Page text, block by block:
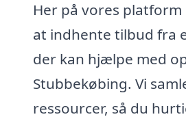
Her på vores
at indhente tilbud fra
der kan hjælpe med
Stubbekøbing. Vi
ressourcer, så du